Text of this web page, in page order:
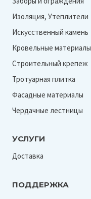
Изоляция, Утеплители
Искусственный камень
Кровельные материалы
Строительный крепеж
Тротуарная плитка
Фасадные материалы
Чердачные лестницы
УСЛУГИ
Доставка
ПОДДЕРЖКА